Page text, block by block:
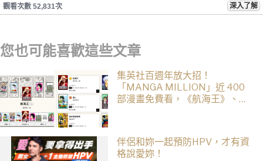
觀看次數 52,831次 深入了解
您也可能喜歡這些文章
集英社百週年放大招！
「MANGA MILLION」近 400
部漫畫免費看，《航海王》、
伴侶和妳一起預防HPV，才有資
格說愛妳！